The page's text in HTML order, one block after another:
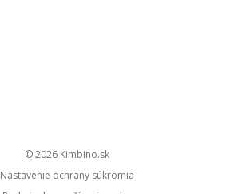
© 2026
kimbino.sk
Nastavenie ochrany súkromia